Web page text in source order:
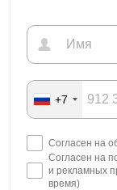
+7
Согласен на
Согласен на
и рекламных
время)